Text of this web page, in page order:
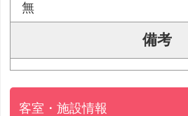
無
備考
客室・施設情報